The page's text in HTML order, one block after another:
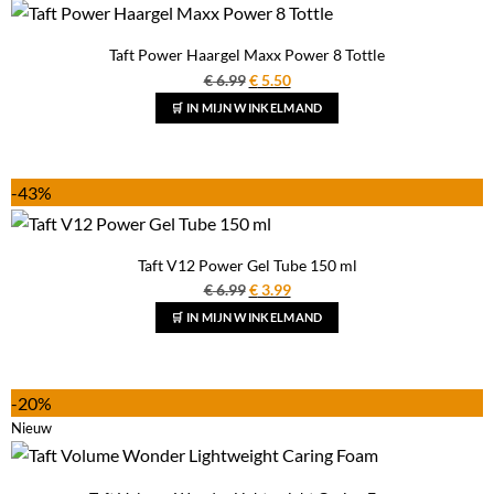
Taft Power Haargel Maxx Power 8 Tottle
€6.99 Oorspronkelijke
prijs
was:
€5.50Huidige
prijs
is:
🛒 IN MIJN WINKELMAND
-43%
Taft V12 Power Gel Tube 150 ml
€6.99 Oorspronkelijke
prijs
was:
€3.99Huidige
prijs
is:
🛒 IN MIJN WINKELMAND
-20%
Nieuw